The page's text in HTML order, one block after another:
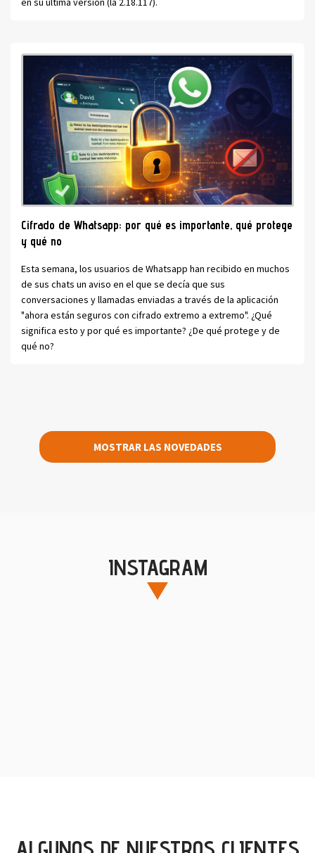
Cifrado de Whatsapp: por qué es importante, qué protege
y qué no
Esta semana, los usuarios de Whatsapp han recibido en muchos
de sus chats un aviso en el que se decía que sus
conversaciones y llamadas enviadas a través de la aplicación
"ahora están seguros con cifrado extremo a extremo". ¿Qué
significa esto y por qué es importante? ¿De qué protege y de
qué no?
MOSTRAR LAS NOVEDADES
INSTAGRAM